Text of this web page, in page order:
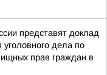
представят доклад
дела по
прав граждан в